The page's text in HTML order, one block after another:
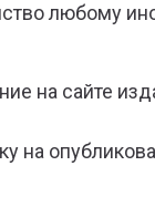
любому
на сайте
на